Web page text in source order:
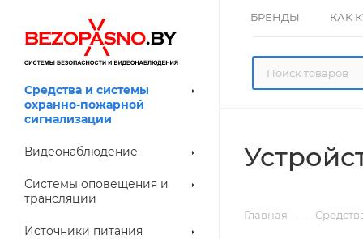
БРЕНДЫ КАК
Средства и системы
охранно-пожарной
сигнализации
Видеонаблюдение
для
Системы оповещения и
трансляции
Источники питания
Главная —